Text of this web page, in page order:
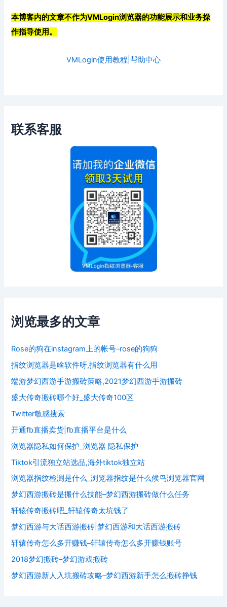
本博客内的文章不作为VMLogin浏览器的功能展示和业务操
作指导使用。
VMLogin使用教程|帮助中心
联系客服
浏览最多的文章
Rose的狗在instagram上的帐号–rose的狗狗
指纹浏览器是啥软件呀,指纹浏览器有什么用
端游梦幻西游手游搬砖策略,2021梦幻西游手游搬砖
盛大传奇搬砖哪个好_盛大传奇100区
Twitter敏感搜索
开通fb直播卖货|fb直播平台是什么
浏览器隐私如何保护_浏览器 隐私保护
Tiktok引流独立站选品,海外tiktok独立站
浏览器指纹检测是什么_浏览器指纹是什么候鸟浏览器官网
梦幻西游搬砖是搬什么技能–梦幻西游搬砖做什么任务
轩辕传奇搬砖吧_轩辕传奇太坑钱了
梦幻西游与大话西游搬砖|梦幻西游和大话西游搬砖
轩辕传奇怎么多开赚钱–轩辕传奇怎么多开赚钱账号
2018梦幻搬砖–梦幻游戏搬砖
梦幻西游新人入坑搬砖攻略–梦幻西游新手怎么搬砖挣钱